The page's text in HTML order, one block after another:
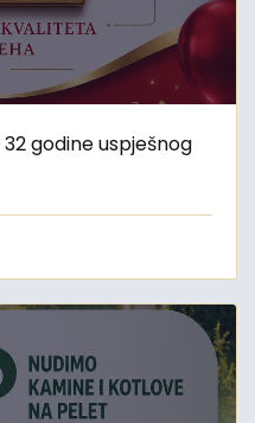
godine uspješnog